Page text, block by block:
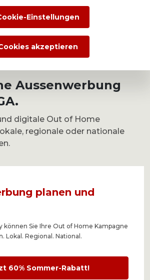
Aussenwerbung
digitale Out of Home
regionale oder nationale
­planen und
können Sie Ihre Out of Home Kampagne
Lokal. Regional. National.
60% Sommer-Rabatt!
Einstellungen
akzeptieren